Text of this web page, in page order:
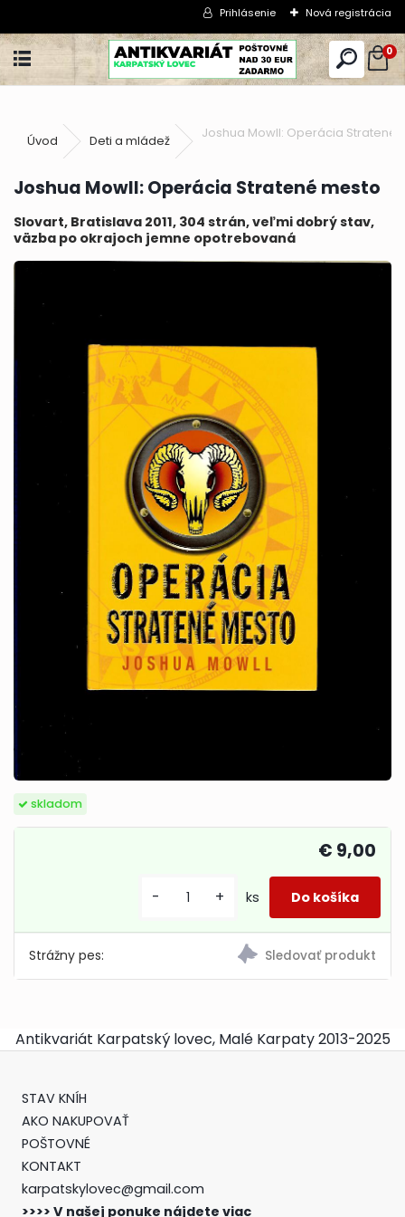
Prihlásenie Nová registrácia
0
Úvod Deti a mládež
Joshua Mowll: Operácia Stratené
Joshua Mowll: Operácia Stratené mesto
Slovart, Bratislava 2011, 304 strán, veľmi dobrý stav,
väzba po okrajoch jemne opotrebovaná
skladom
€ 9,00
Strážny pes:
- + ks
Antikvariát Karpatský lovec, Malé Karpaty 2013-2025
STAV KNÍH
AKO NAKUPOVAŤ
POŠTOVNÉ
KONTAKT
karpatskylovec@gmail.com
>>>> V našej ponuke nájdete viac